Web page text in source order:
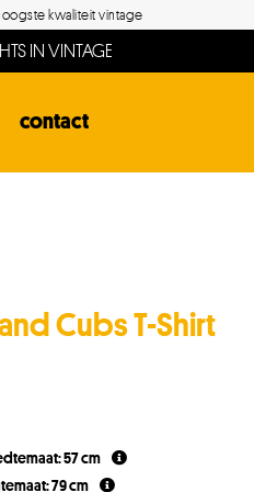
kwaliteit vintage
IN VINTAGE
contact
Cubs T-Shirt
57 cm
79 cm